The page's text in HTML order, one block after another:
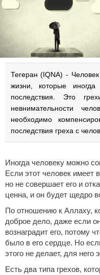
Тегеран (IQNA) -
жизни, которые
последствия. Это
невнимательности
необходимо
последствия греха с
Иногда человеку можно
Если этот человек имеет
но не совершает его и
ценна, и он будет щедро
По отношению к Аллаху,
доброе дело, даже если
вознаградит его, потому
было в его сердце. Но
этого не делает, для него
Есть два типа грехов,